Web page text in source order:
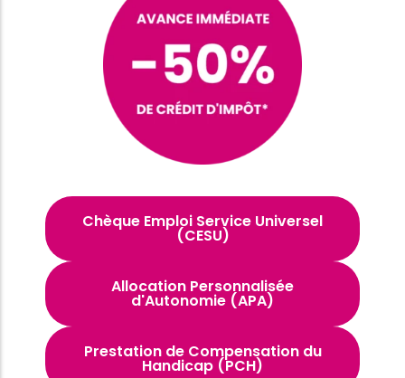
Chèque Emploi Service Universel
(CESU)
Allocation Personnalisée
d'Autonomie (APA)
Prestation de Compensation du
Handicap (PCH)